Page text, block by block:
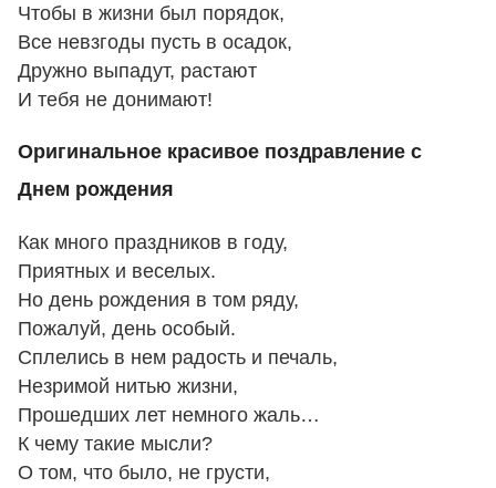
Чтобы в жизни был порядок,
Все невзгоды пусть в осадок,
Дружно выпадут, растают
И тебя не донимают!
Оригинальное красивое поздравление с
Днем рождения
Как много праздников в году,
Приятных и веселых.
Но день рождения в том ряду,
Пожалуй, день особый.
Сплелись в нем радость и печаль,
Незримой нитью жизни,
Прошедших лет немного жаль…
К чему такие мысли?
О том, что было, не грусти,